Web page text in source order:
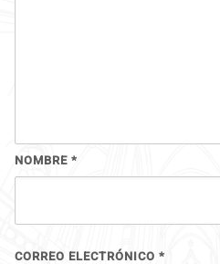
NOMBRE *
CORREO ELECTRÓNICO *